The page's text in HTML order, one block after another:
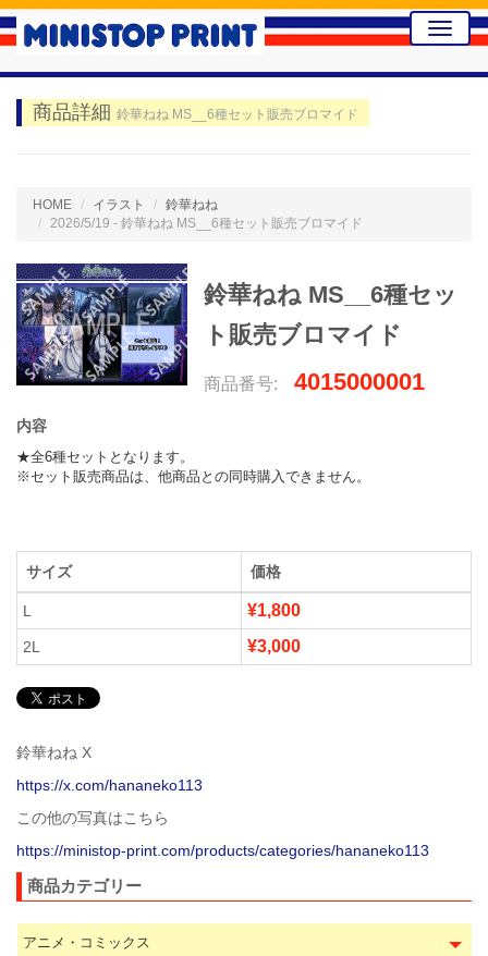
Toggle
商品詳細 鈴華ねね MS__6種セット販売ブロマイド
HOME イラスト
鈴華ねね
2026/5/19 - 鈴華ねね MS__6種セット販売ブロマイド
鈴華ねね MS__6種セッ
ト販売ブロマイド
商品番号: 4015000001
内容
★全6種セットとなります。
※セット販売商品は、他商品との同時購入できません。
サイズ 価格
L ¥1,800
2L ¥3,000
鈴華ねね X
https://x.com/hananeko113
この他の写真はこちら
https://ministop-print.com/products/categories/hananeko113
商品カテゴリー
アニメ・コミックス